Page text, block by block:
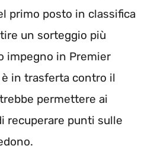
primo posto in classifica
un sorteggio più
impegno in Premier
è in trasferta contro il
permettere ai
recuperare punti sulle